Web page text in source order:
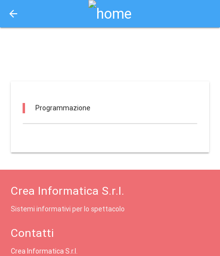
arrow_back
Programmazione
Crea Informatica S.r.l.
Sistemi informativi per lo spettacolo
Contatti
Crea Informatica S.r.l.